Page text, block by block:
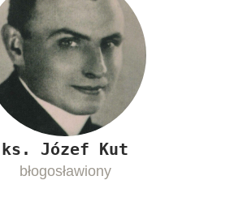
ks. Józef Kut
błogosławiony